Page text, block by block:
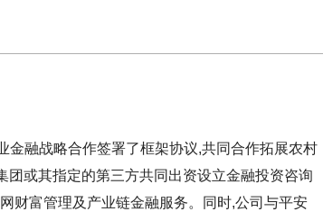
融战略合作签署了框架协议,共同合作拓展农村
或其指定的第三方共同出资设立金融投资咨询
财富管理及产业链金融服务。同时,公司与平安